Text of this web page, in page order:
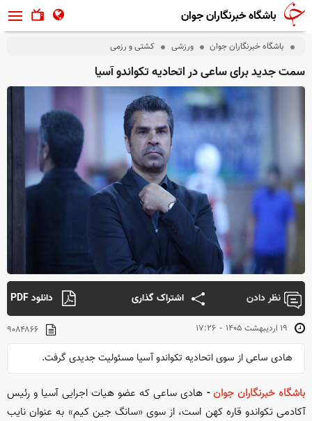
باشگاه خبرنگاران جوان
باشگاه خبرنگاران جوان ورزشی کشتی و رزمی
سمت جدید برای ساعی در اتحادیه تکواندو آسیا
نظر دادن اشتراک گذاری دانلود PDF
۱۷:۲۶ - ۱۹ ارديبهشت ۱۴۰۵ ۹۰۸۴۸۶۶
هادی ساعی از سوی اتحادیه تکواندو آسیا مسئولیت جدیدی گرفت.
باشگاه خبرنگاران جوان- هادی ساعی که عضو هیات اجرایی آسیا و رئیس
آکادمی تکواندو قاره کهن است، از سوی «سانگ جین کیم» به عنوان نایب